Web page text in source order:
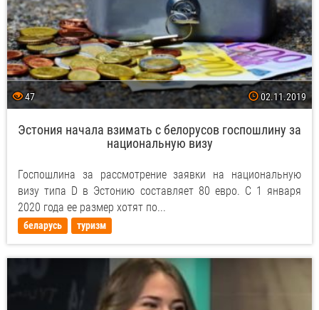
47 02.11.2019
Эстония начала взимать с белорусов госпошлину за
национальную визу
Госпошлина за рассмотрение заявки на национальную
визу типа D в Эстонию составляет 80 евро. С 1 января
2020 года ее размер хотят по...
беларусь туризм